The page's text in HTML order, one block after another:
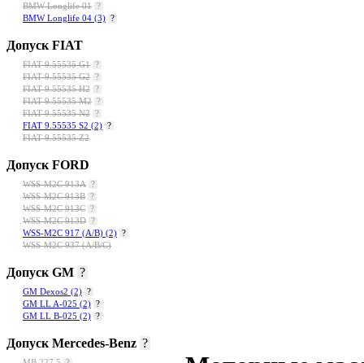
BMW Longlife 01 ?
BMW Longlife 04 (3) ?
Допуск FIAT
FIAT 9.55535 G1 ?
FIAT 9.55535 G2 ?
FIAT 9.55535 H2 ?
FIAT 9.55535 M2 ?
FIAT 9.55535 N2 ?
FIAT 9.55535 S2 (2) ?
FIAT 9.55535 Z2
Допуск FORD
WSS-M2C 913A ?
WSS-M2C 913B ?
WSS-M2C 913C ?
WSS-M2C 913D ?
WSS-M2C 917 (A/B) (2) ?
WSS-M2C 937 (A/B/C)
Допуск GM ?
GM Dexos2 (2) ?
GM LL A-025 (2) ?
GM LL B-025 (2) ?
Допуск Mercedes-Benz ?